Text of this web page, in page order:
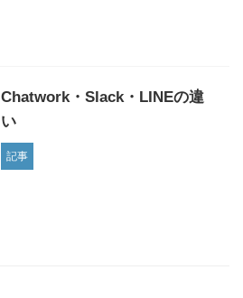
Chatwork・Slack・LINEの違
い
記事